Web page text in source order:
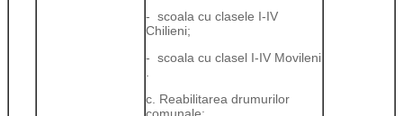
- scoala cu clasele I-IV
Chilieni;
- scoala cu clasel I-IV Movileni
c. Reabilitarea drumurilor